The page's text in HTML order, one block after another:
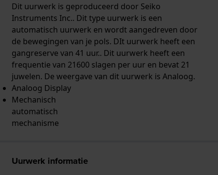
Dit uurwerk is geproduceerd door Seiko
Instruments Inc.. Dit type uurwerk is een
automatisch uurwerk en wordt aangedreven door
de bewegingen van je pols. DIt uurwerk heeft een
gangreserve van 41 uur.. Dit uurwerk heeft een
frequentie van 21600 slagen per uur en bevat 21
juwelen. De weergave van dit uurwerk is Analoog.
Analoog Display
Mechanisch
automatisch
mechanisme
Uurwerk informatie